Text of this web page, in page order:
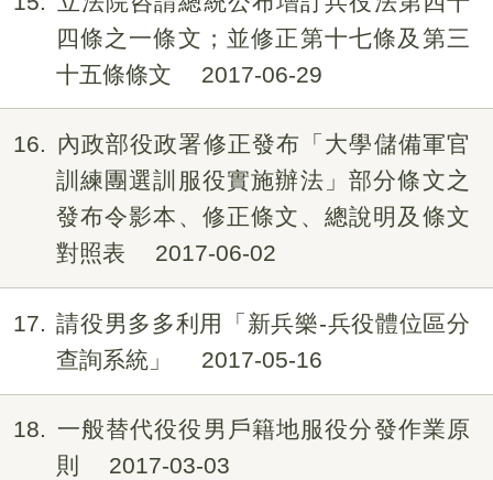
四條之一條文；並修正第十七條及第三
十五條條文
2017-06-29
16
內政部役政署修正發布「大學儲備軍官
訓練團選訓服役實施辦法」部分條文之
發布令影本、修正條文、總說明及條文
對照表
2017-06-02
17
請役男多多利用「新兵樂-兵役體位區分
查詢系統」
2017-05-16
18
一般替代役役男戶籍地服役分發作業原
則
2017-03-03